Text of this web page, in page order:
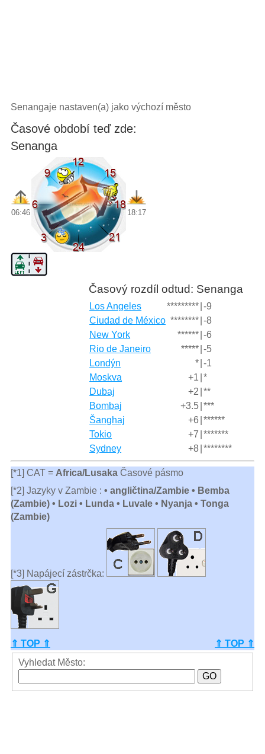
Senangaje nastaven(a) jako výchozí město
Časové období teď zde:
Senanga
06:46 18:17
Časový rozdíl odtud: Senanga
Los Angeles ********* -9
Ciudad de México ******** -8
New York
****** -6
Rio de Janeiro
***** -5
Londýn
* -1
Moskva
+1 *
Dubaj
+2 **
Bombaj
+3.5 ***
Šanghaj
+6 ******
Tokio
+7 *******
Sydney
+8 ********
[*1] CAT = Africa/LusakaČasové pásmo
[*2] Jazyky v Zambie : • angličtina/Zambie • Bemba
(Zambie) • Lozi • Lunda • Luvale • Nyanja • Tonga
(Zambie)
[*3] Napájecí zástrčka:
⇑ TOP ⇑
⇑ TOP ⇑
Vyhledat Město: